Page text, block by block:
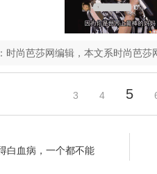
时尚芭莎网编辑，本文系时尚芭莎
3 4 5
白血病，一个都不能